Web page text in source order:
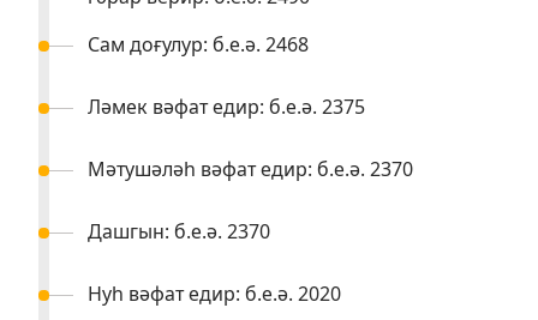
Сам доғулур: б.е.ә. 2468
Ләмек вәфат едир: б.е.ә. 2375
Мәтушәләһ вәфат едир: б.е.ә. 2370
Дашгын: б.е.ә. 2370
Нуһ вәфат едир: б.е.ә. 2020